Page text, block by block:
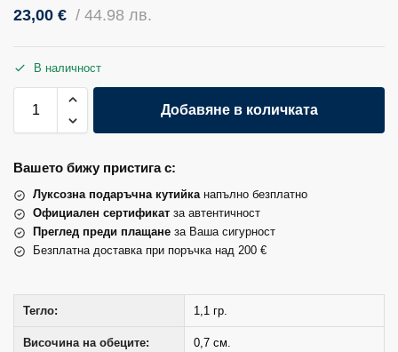
23,00 € / 44.98 лв.
В наличност
Добавяне в количката
Вашето бижу пристига с:
Луксозна подаръчна кутийканапълно безплатно
Официален сертификат за автентичност
Преглед преди плащане за Ваша сигурност
Безплатна доставка при поръчка над 200 €
Тегло: 1,1 гр.
Височина на обеците: 0,7 см.